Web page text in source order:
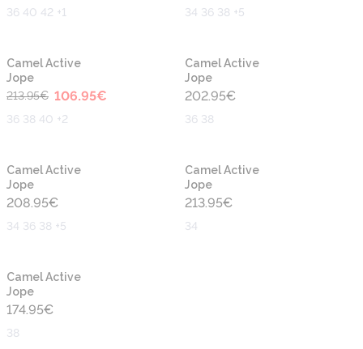
36 40 42 +1 34 36 38 +5
-50%
Camel Active
Jope
213.95€ 106.95€
36 38 40 +2
Camel Active
Jope
202.95€
36 38
Camel Active
Jope
208.95€
34 36 38 +5
Camel Active
Jope
213.95€
34
Camel Active
Jope
174.95€
38